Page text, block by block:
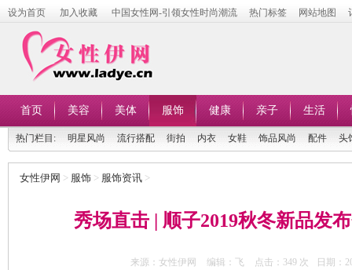
设为首页 加入收藏 中国女性网-引领女性时尚潮流 热门标签 网站地图
首页 美容 美体 服饰 健康 亲子 生活
热门栏目: 明星风尚 流行搭配 街拍 内衣 女鞋 饰品风尚 配件 头
女性伊网 > 服饰 > 服饰资讯 >
秀场直击 | 顺子2019秋冬新品发
来源：女性伊网 编辑：飞 点击： 349 次 日期：